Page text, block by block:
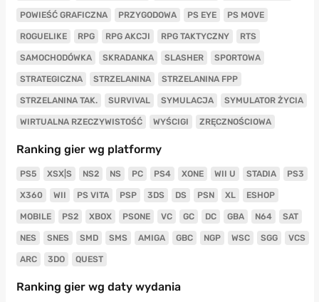
POWIEŚĆ GRAFICZNA PRZYGODOWA PS EYE PS MOVE
ROGUELIKE RPG RPG AKCJI RPG TAKTYCZNY RTS
SAMOCHODÓWKA SKRADANKA SLASHER SPORTOWA
STRATEGICZNA STRZELANINA STRZELANINA FPP
STRZELANINA TAK. SURVIVAL SYMULACJA SYMULATOR ŻYCIA
WIRTUALNA RZECZYWISTOŚĆ WYŚCIGI ZRĘCZNOŚCIOWA
Ranking gier wg platformy
PS5 XSX|S NS2 NS PC PS4 XONE WII U STADIA PS3
X360 WII PS VITA PSP 3DS DS PSN XL ESHOP
MOBILE PS2 XBOX PSONE VC GC DC GBA N64 SAT
NES SNES SMD SMS AMIGA GBC NGP WSC SGG VCS
ARC 3DO QUEST
Ranking gier wg daty wydania